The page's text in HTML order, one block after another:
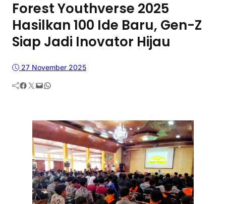
Forest Youthverse 2025
Hasilkan 100 Ide Baru, Gen-Z
Siap Jadi Inovator Hijau
27 November 2025
Facebook Twitter Mail WhatsApp